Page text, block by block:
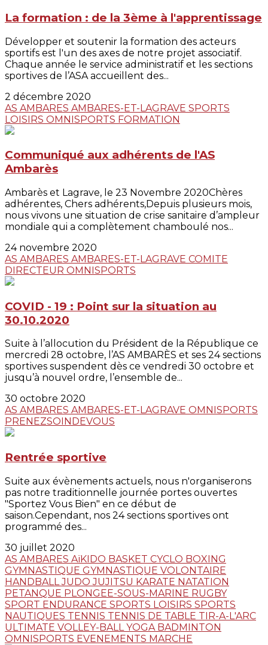
La formation : de la 3ème à l'apprentissage
Développer et soutenir la formation des acteurs
sportifs est l'un des axes de notre projet associatif.
Chaque année le service administratif et les sections
sportives de l’ASA accueillent des...
2 décembre 2020
AS AMBARES AMBARES-ET-LAGRAVE SPORTS
LOISIRS OMNISPORTS FORMATION
Communiqué aux adhérents de l'AS
Ambarès
Ambarès et Lagrave, le 23 Novembre 2020Chères
adhérentes, Chers adhérents,Depuis plusieurs mois,
nous vivons une situation de crise sanitaire d’ampleur
mondiale qui a complètement chamboulé nos...
24 novembre 2020
AS AMBARES AMBARES-ET-LAGRAVE COMITE
DIRECTEUR OMNISPORTS
COVID - 19 : Point sur la situation au
30.10.2020
Suite à l’allocution du Président de la République ce
mercredi 28 octobre, l’AS AMBARÈS et ses 24 sections
sportives suspendent dès ce vendredi 30 octobre et
jusqu’à nouvel ordre, l’ensemble de...
30 octobre 2020
AS AMBARES AMBARES-ET-LAGRAVE OMNISPORTS
PRENEZSOINDEVOUS
Rentrée sportive
Suite aux évènements actuels, nous n'organiserons
pas notre traditionnelle journée portes ouvertes
"Sportez Vous Bien" en ce début de
saison.Cependant, nos 24 sections sportives ont
programmé des...
30 juillet 2020
AS AMBARES AïKIDO BASKET CYCLO BOXING
GYMNASTIQUE GYMNASTIQUE VOLONTAIRE
HANDBALLJUDO JUJITSU KARATE NATATION
PETANQUE PLONGEE-SOUS-MARINE RUGBY
SPORT ENDURANCE SPORTS LOISIRS SPORTS
NAUTIQUES TENNIS TENNIS DE TABLE TIR-A-L'ARC
ULTIMATE VOLLEY-BALLYOGA BADMINTON
OMNISPORTS EVENEMENTS MARCHE